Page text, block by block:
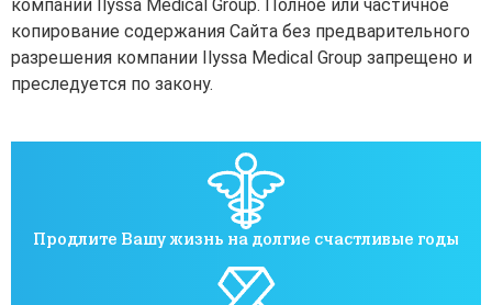
компании Ilyssa Medical Group. Полное или частичное
копирование содержания Сайта без предварительного
разрешения компании Ilyssa Medical Group запрещено и
преследуется по закону.
Продлите Вашу жизнь на долгие счастливые годы